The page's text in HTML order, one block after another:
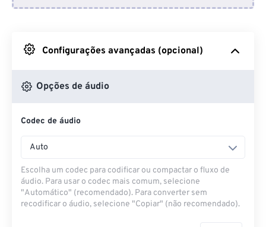
Do Google Drive
Do OneDrive
Configurações avançadas (opcional)
Opções de áudio
Codec de áudio
Auto
Escolha um codec para codificar ou compactar o fluxo de
áudio. Para usar o codec mais comum, selecione
"Automático" (recomendado). Para converter sem
recodificar o áudio, selecione "Copiar" (não recomendado).